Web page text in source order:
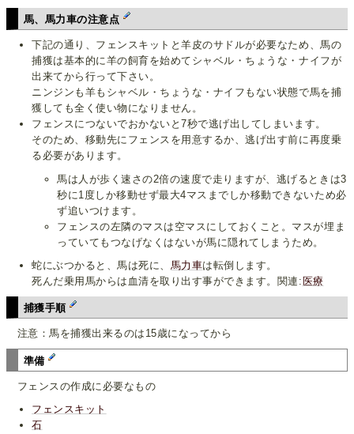
馬、馬力車の注意点
下記の通り、フェンスキットと羊皮のサドルが必要なため、馬の
捕獲は基本的に羊の飼育を始めてシャベル・ちょうな・ナイフが
出来てから行って下さい。
ニンジンも羊もシャベル・ちょうな・ナイフもない状態で馬を捕
獲しても全く使い物になりません。
フェンスにつないでおかないと7秒で逃げ出してしまいます。
そのため、移動先にフェンスを用意するか、逃げ出す前に再度乗
る必要があります。
馬は人が歩く速さの2倍の速度で走りますが、逃げるときは3
秒に1度しか移動せず最大4マスまでしか移動できないため必
ず追いつけます。
フェンスの左隣のマスは空マスにしておくこと。マスが埋ま
っていてもつなげなくはないが馬に隠れてしまうため。
蛇にぶつかると、馬は死に、 馬力車は転倒します。
死んだ乗用馬からは血清を取り出す事ができます。関連:医療
捕獲手順
注意：馬を捕獲出来るのは15歳になってから
準備
フェンスの作成に必要なもの
フェンスキット
石